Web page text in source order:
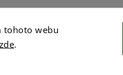
tohoto webu
zde.